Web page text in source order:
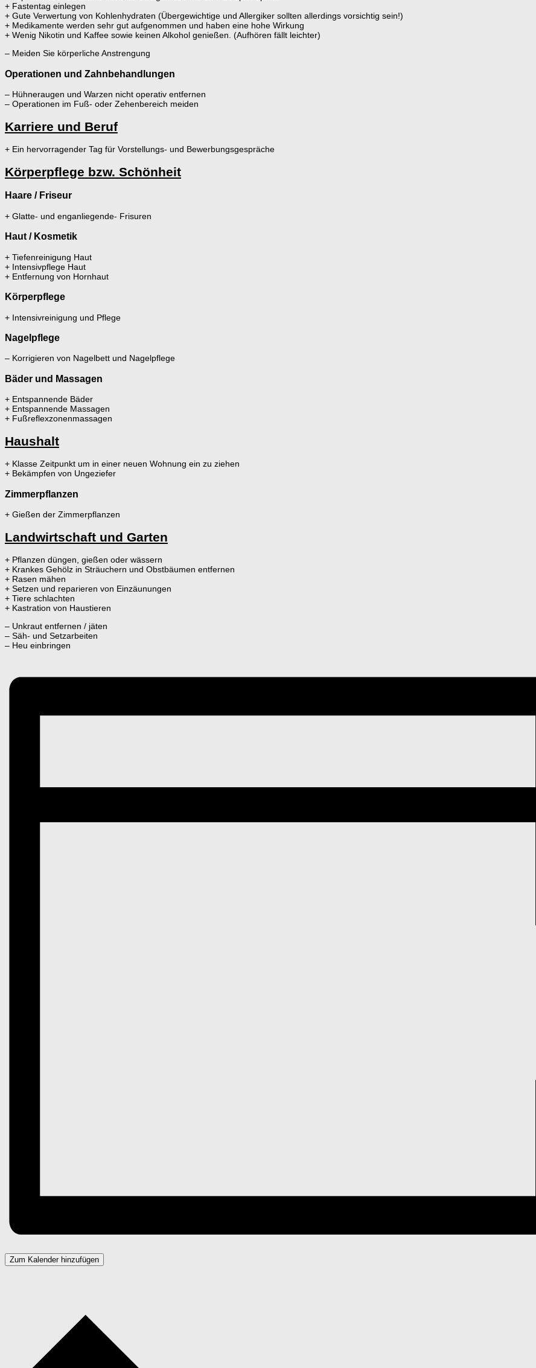
+ Fastentag einlegen
+ Gute Verwertung von Kohlenhydraten (Übergewichtige und Allergiker sollten allerdings vorsichtig sein!)
+ Medikamente werden sehr gut aufgenommen und haben eine hohe Wirkung
+ Wenig Nikotin und Kaffee sowie keinen Alkohol genießen. (Aufhören fällt leichter)
– Meiden Sie körperliche Anstrengung
Operationen und Zahnbehandlungen
– Hühneraugen und Warzen nicht operativ entfernen
– Operationen im Fuß- oder Zehenbereich meiden
Karriere und Beruf
+ Ein hervorragender Tag für Vorstellungs- und Bewerbungsgespräche
Körperpflege bzw. Schönheit
Haare / Friseur
+ Glatte- und enganliegende- Frisuren
Haut / Kosmetik
+ Tiefenreinigung Haut
+ Intensivpflege Haut
+ Entfernung von Hornhaut
Körperpflege
+ Intensivreinigung und Pflege
Nagelpflege
– Korrigieren von Nagelbett und Nagelpflege
Bäder und Massagen
+ Entspannende Bäder
+ Entspannende Massagen
+ Fußreflexzonenmassagen
Haushalt
+ Klasse Zeitpunkt um in einer neuen Wohnung ein zu ziehen
+ Bekämpfen von Ungeziefer
Zimmerpflanzen
+ Gießen der Zimmerpflanzen
Landwirtschaft und Garten
+ Pflanzen düngen, gießen oder wässern
+ Krankes Gehölz in Sträuchern und Obstbäumen entfernen
+ Rasen mähen
+ Setzen und reparieren von Einzäunungen
+ Tiere schlachten
+ Kastration von Haustieren
– Unkraut entfernen / jäten
– Säh- und Setzarbeiten
– Heu einbringen
Zum Kalender hinzufügen